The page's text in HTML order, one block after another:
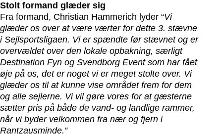
Stolt formand glæder sig
Fra formand, Christian Hammerich lyder “Vi
glæder os over at være værter for dette 3. stævne
i Sejlsportsligaen. Vi er spændte før stævnet og er
overvældet over den lokale opbakning, særligt
Destination Fyn og Svendborg Event som har fået
øje på os, det er noget vi er meget stolte over. Vi
glæder os til at kunne vise området frem for dem
og alle sejlerne. Vi vil gøre vores for at gæsterne
sætter pris på både de vand- og landlige rammer,
når vi byder velkommen fra nær og fjern i
Rantzausminde.”